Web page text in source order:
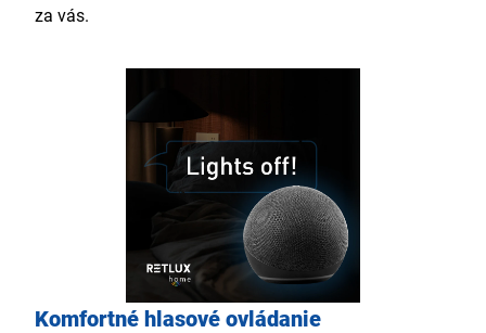
za vás.
Komfortné hlasové ovládanie